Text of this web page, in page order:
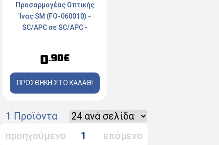
Προσαρμογέας Οπτικής
Ίνας SM (FO-060010) -
SC/APC σε SC/APC -
0.90€
ΠΡΟΣΘΗΚΗ ΣΤΟ ΚΑΛΑΘΙ
1 Προϊόντα
προηγούμενο
1 επόμενο